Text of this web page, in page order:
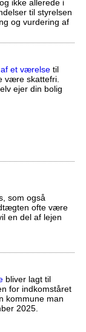
ikke allerede i
til styrelsen
og vurdering af
et værelsetil
være skattefri.
ejer din bolig
som også
ofte være
en del af lejen
bliver lagt til
for indkomståret
kommune man
2025.